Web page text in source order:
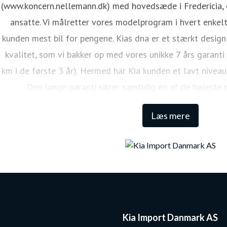
Læs mere
(www.koncern.nellemann.dk) med hovedsæde i
ansatte. Vi målretter vores modelprogram i hvert
kunden mest bil for pengene. Kias dna er et stærkt
kvalitet, som vi bakker op med vores unikke 7 års
km i de første 3 år). Hermed har Kia kunden et lavt
Den lange garanti sikrer samtidig én af de
Kia Import Danmark AS